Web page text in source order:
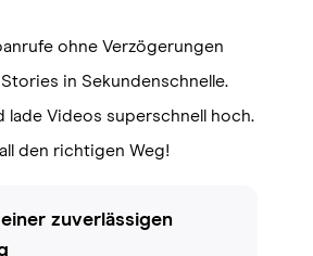
ohne Verzögerungen
in Sekundenschnelle.
lade Videos superschnell hoch.
den richtigen Weg!
zuverlässigen